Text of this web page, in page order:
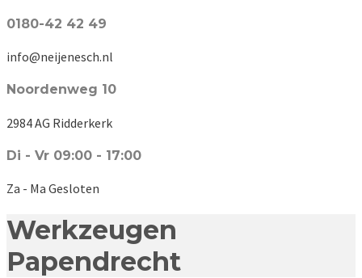
0180-42 42 49
info@neijenesch.nl
Noordenweg 10
2984 AG Ridderkerk
Di - Vr 09:00 - 17:00
Za - Ma Gesloten
Werkzeugen
Papendrecht